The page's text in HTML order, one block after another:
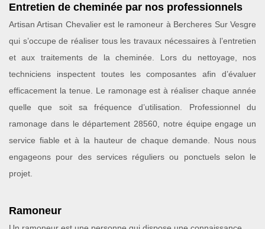
Entretien de cheminée par nos professionnels
Artisan Artisan Chevalier est le ramoneur à Bercheres Sur Vesgre
qui s’occupe de réaliser tous les travaux nécessaires à l’entretien
et aux traitements de la cheminée. Lors du nettoyage, nos
techniciens inspectent toutes les composantes afin d’évaluer
efficacement la tenue. Le ramonage est à réaliser chaque année
quelle que soit sa fréquence d’utilisation. Professionnel du
ramonage dans le département 28560, notre équipe engage un
service fiable et à la hauteur de chaque demande. Nous nous
engageons pour des services réguliers ou ponctuels selon le
projet.
Ramoneur